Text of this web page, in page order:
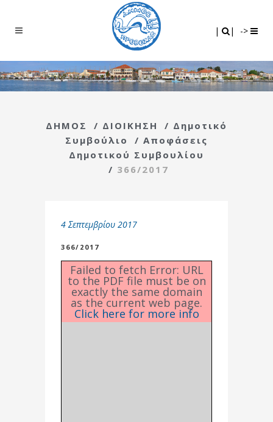
| | ->
ΔΗΜΟΣ / ΔΙΟΙΚΗΣΗ / Δημοτικό
Συμβούλιο
/ Αποφάσεις
Δημοτικού Συμβουλίου
/ 366/2017
4 Σεπτεμβρίου 2017
366/2017
Failed to fetch Error: URL
to the PDF file must be on
exactly the same domain
as the current web page.
Click here for more info